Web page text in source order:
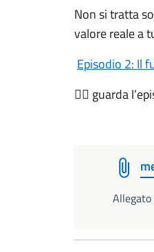
Non si tratta
valore reale a
Episodio 2: Il
👉🏼 guarda